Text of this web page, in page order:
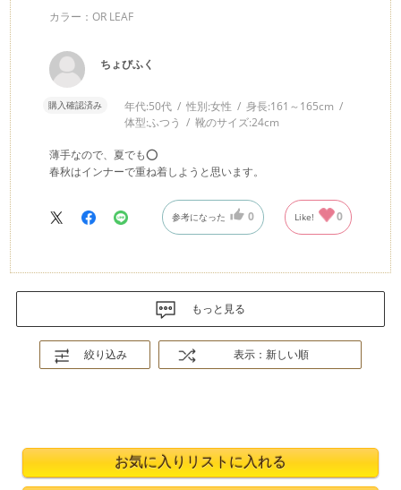
カラー：OR LEAF
ちょびふく
購入確認済み 年代:50代 性別:女性 身長:161～165cm
体型:ふつう 靴のサイズ:24cm
薄手なので、夏でも⭕️
春秋はインナーで重ね着しようと思います。
参考になった 0 Like! 0
もっと見る
絞り込み 表示：新しい順